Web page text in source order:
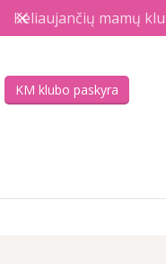
KM klubo paskyra
Keliaujančių mamų